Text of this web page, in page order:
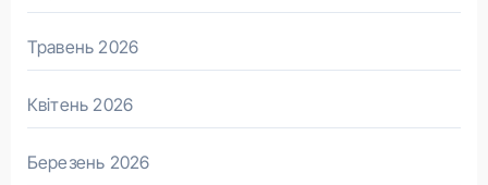
Травень 2026
Квітень 2026
Березень 2026